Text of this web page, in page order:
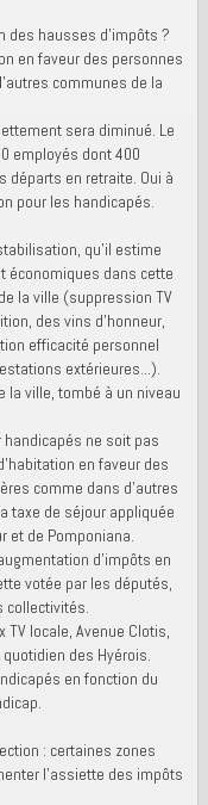
des hausses d'impôts ?
en faveur des personnes
communes de la
sera diminué. Le
employés dont 400
départs en retraite. Oui à
pour les handicapés.
qu'il estime
économiques dans cette
la ville (suppression TV
des vins d'honneur,
efficacité personnel
extérieures...).
la ville, tombé à un niveau
ne soit pas
en faveur des
comme dans d’autres
taxe de séjour appliquée
et de Pomponiana.
d’impôts en
votée par les députés,
collectivités.
locale, Avenue Clotis,
des Hyérois.
en fonction du
: certaines zones
l’assiette des impôts